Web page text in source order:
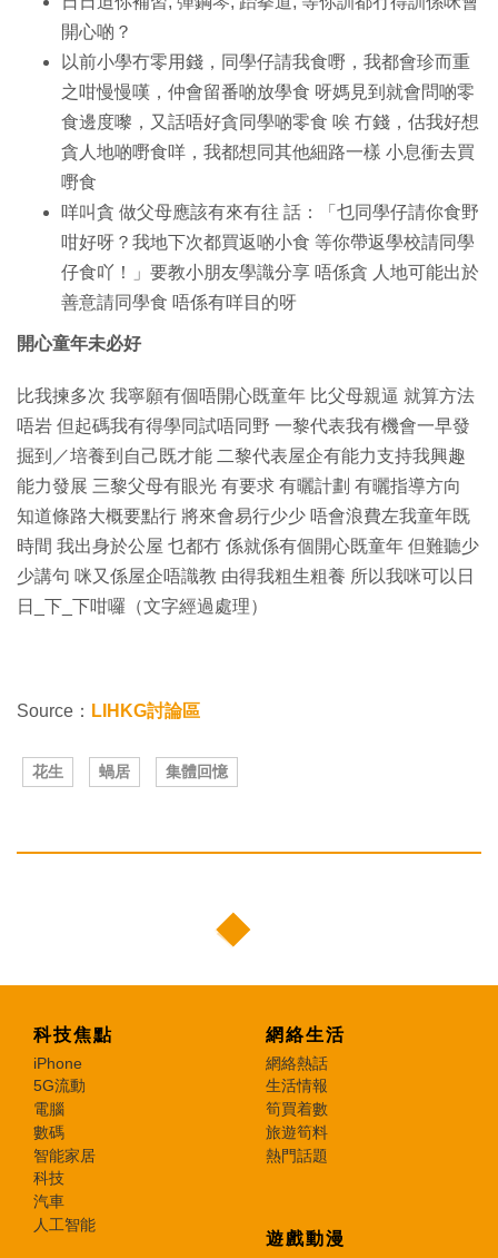
開心啲？
以前小學冇零用錢，同學仔請我食嘢，我都會珍而重
之咁慢慢嘆，仲會留番啲放學食 呀媽見到就會問啲零
食邊度嚟，又話唔好貪同學啲零食 唉 冇錢，估我好想
貪人地啲嘢食咩，我都想同其他細路一樣 小息衝去買
嘢食
咩叫貪 做父母應該有來有往 話：「乜同學仔請你食野
咁好呀？我地下次都買返啲小食 等你帶返學校請同學
仔食吖！」要教小朋友學識分享 唔係貪 人地可能出於
善意請同學食 唔係有咩目的呀
開心童年未必好
比我揀多次 我寧願有個唔開心既童年 比父母親逼 就算方法
唔岩 但起碼我有得學同試唔同野 一黎代表我有機會一早發
掘到／培養到自己既才能 二黎代表屋企有能力支持我興趣
能力發展 三黎父母有眼光 有要求 有曬計劃 有曬指導方向
知道條路大概要點行 將來會易行少少 唔會浪費左我童年既
時間 我出身於公屋 乜都冇 係就係有個開心既童年 但難聽少
少講句 咪又係屋企唔識教 由得我粗生粗養 所以我咪可以日
日_下_下咁囉（文字經過處理）
Source： LIHKG討論區
花生 蝸居 集體回憶
科技焦點
iPhone
5G流動
電腦
數碼
智能家居
科技
汽車
人工智能
網絡生活
網絡熱話
生活情報
筍買着數
旅遊筍料
熱門話題
遊戲動漫